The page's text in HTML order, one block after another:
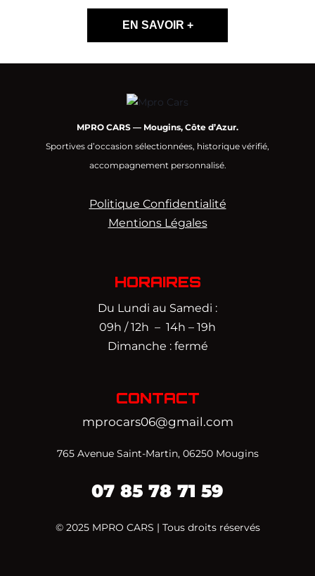
EN SAVOIR +
MPRO CARS — Mougins, Côte d’Azur.
Sportives d’occasion sélectionnées, historique vérifié,
accompagnement personnalisé.
Politique Confidentialité
Mentions Légales
HORAIRES
Du Lundi au Samedi :
09h / 12h – 14h – 19h
Dimanche : fermé
CONTACT
mprocars06@gmail.com
765 Avenue Saint-Martin, 06250 Mougins
07 85 78 71 59‬
© 2025 MPRO CARS | Tous droits réservés